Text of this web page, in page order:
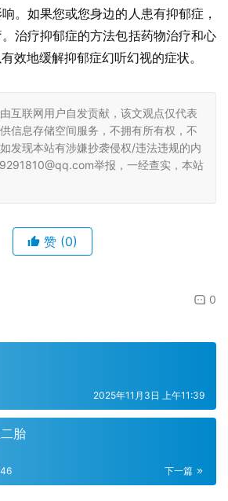
。如果您或您身边的人患有抑郁症，
治疗抑郁症的方法包括药物治疗和心
效地缓解抑郁症幻听幻视的症状。
互联网用户自发贡献，该文观点仅代表
信息存储空间服务，不拥有所有权，不
发现本站有涉嫌抄袭侵权/违法违规的内
举报，一经查实，本站
赞 (0)
0
2025年11月3日 上午11:39
胎
下一篇